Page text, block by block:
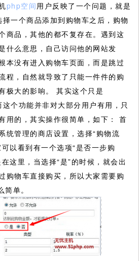
php空间用户反映了一个问题，就是
一个商品添加到购物车之后，购物
商品，其他的都不复存在。遇到这
什么意思，自己访问他的网站发
本没有进入购物车页面，而是跳过
程，自然就导致了只能一件件的购
极大的影响。
其实这个只是
个功能并非对大部分用户有用，只
用的，其实操作很简单，如下： 首
统管理的商店设置，选择“购物流
以看到有一个选项“是否一步购
这里，当选择“是”的时候，就会出
购物车直接购买，所以大家需要购
单。